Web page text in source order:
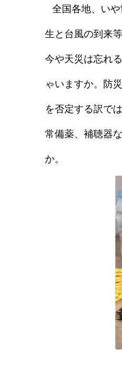
全国各地、い
生と台風の到来
今や天災は忘れ
ゃいますか。防
を否定する訳で
常備薬、補聴器
か。